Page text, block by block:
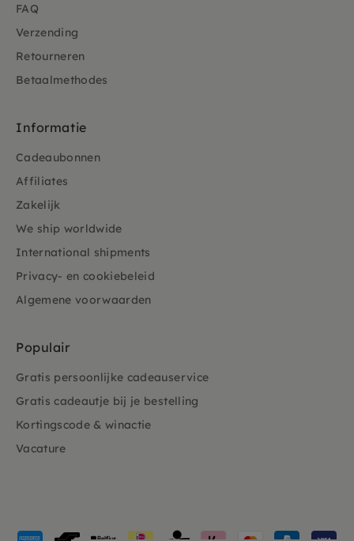
FAQ
Verzending
Retourneren
Betaalmethodes
Informatie
Cadeaubonnen
Affiliates
Zakelijk
We ship worldwide
International shipments
Privacy- en cookiebeleid
Algemene voorwaarden
Populair
Gratis persoonlijke cadeauservice
Gratis cadeautje bij je bestelling
Kortingscode & winactie
Vacature
Geaccepteerde